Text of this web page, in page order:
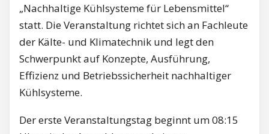
„Nachhaltige Kühlsysteme für Lebensmittel“
statt. Die Veranstaltung richtet sich an Fachleute
der Kälte- und Klimatechnik und legt den
Schwerpunkt auf Konzepte, Ausführung,
Effizienz und Betriebssicherheit nachhaltiger
Kühlsysteme.
Der erste Veranstaltungstag beginnt um 08:15